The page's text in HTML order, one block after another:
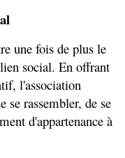
une fois de plus le
social. En offrant
l'association
se rassembler, de se
d'appartenance à